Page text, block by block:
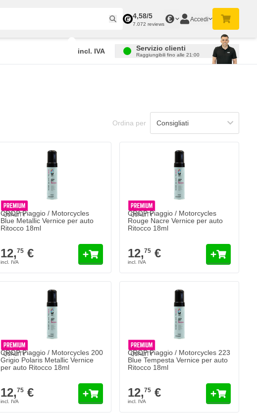
4,58/5
7.072 reviews
€ Accedi
incl. IVA Servizio clienti
Raggiungibili fino alle 21:00
Ordina per
CROP Piaggio / Motorcycles
Blue Metallic Vernice per auto
Ritocco 18ml
12,75€
CROP Piaggio / Motorcycles
Rouge Nacre Vernice per auto
Ritocco 18ml
12,75 €
CROP Piaggio / Motorcycles 200
Grigio Polaris Metallic Vernice
per auto Ritocco 18ml
12,75€
CROP Piaggio / Motorcycles 223
Blue Tempesta Vernice per auto
Ritocco 18ml
12,75 €